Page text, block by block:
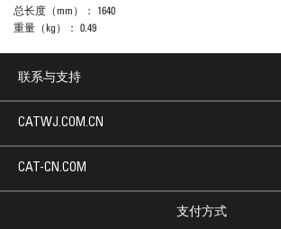
总长度（mm）： 1640
重量（kg）： 0.49
联系与支持
支付方式
CATWJ.COM.CN
CAT-CN.COM